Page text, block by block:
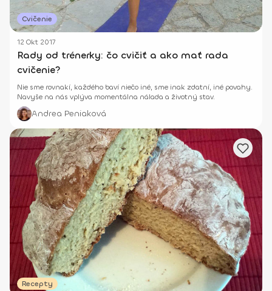
Cvičenie
12 Okt 2017
Rady od trénerky: čo cvičiť a ako mať rada
cvičenie?
Nie sme rovnakí, každého baví niečo iné, sme inak zdatní, iné povahy.
Navyše na nás vplýva momentálna nálada a životný stav.
Andrea Peniaková
Recepty